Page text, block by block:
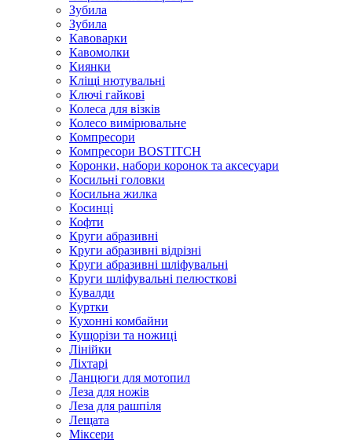
Зубила
Зубила
Кавоварки
Кавомолки
Киянки
Кліщі нютувальні
Ключі гайкові
Колеса для візків
Колесо вимірювальне
Компресори
Компресори BOSTITCH
Коронки, набори коронок та аксесуари
Косильні головки
Косильна жилка
Косинці
Кофти
Круги абразивні
Круги абразивні відрізні
Круги абразивні шліфувальні
Круги шліфувальні пелюсткові
Кувалди
Куртки
Кухонні комбайни
Кущорізи та ножиці
Лінійки
Ліхтарі
Ланцюги для мотопил
Леза для ножів
Леза для рашпіля
Лещата
Міксери